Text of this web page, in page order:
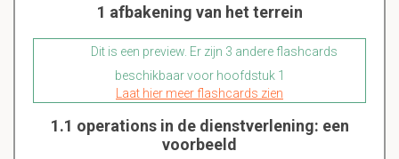
1 afbakening van het terrein
Dit is een preview. Er zijn 3 andere flashcards
beschikbaar voor hoofdstuk 1
Laat hier meer flashcards zien
1.1 operations in de dienstverlening: een
voorbeeld